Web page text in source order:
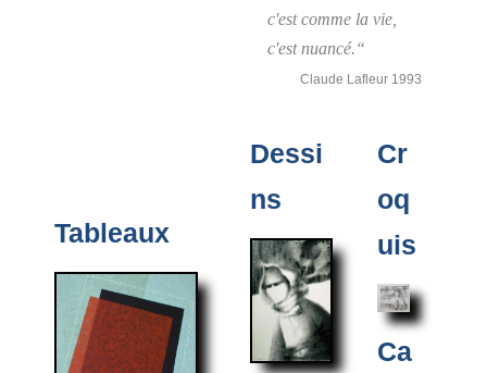
Tableaux
c'est comme la vie,
c'est nuancé.“
Claude Lafleur 1993
Dessi
ns
Cr
oq
uis
Ca